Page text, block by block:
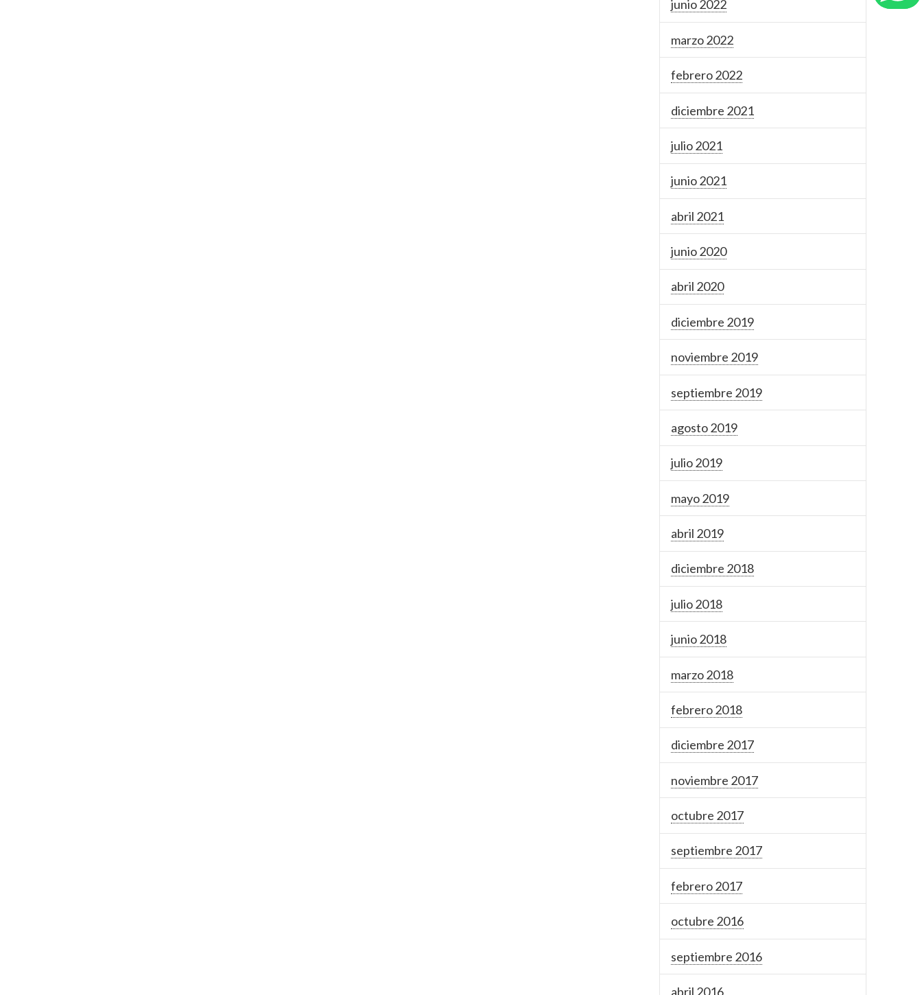
junio 2022
marzo 2022
febrero 2022
diciembre 2021
julio 2021
junio 2021
abril 2021
junio 2020
abril 2020
diciembre 2019
noviembre 2019
septiembre 2019
agosto 2019
julio 2019
mayo 2019
abril 2019
diciembre 2018
julio 2018
junio 2018
marzo 2018
febrero 2018
diciembre 2017
noviembre 2017
octubre 2017
septiembre 2017
febrero 2017
octubre 2016
septiembre 2016
abril 2016